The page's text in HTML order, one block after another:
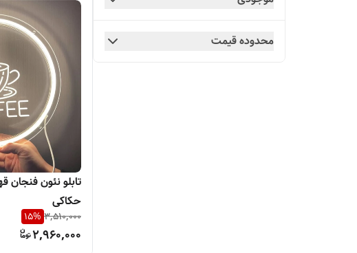
محدوده قیمت
تابلو نئون
حکاکی
3,510,000
15%
2,960,000